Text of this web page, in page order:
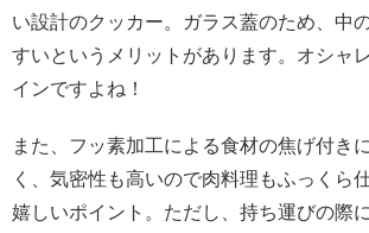
い設計のクッカー。ガラス蓋のため、中
すいというメリットがあります。オシャ
インですよね！
また、フッ素加工による食材の焦げ付き
く、気密性も高いので肉料理もふっくら
嬉しいポイント。ただし、持ち運びの際